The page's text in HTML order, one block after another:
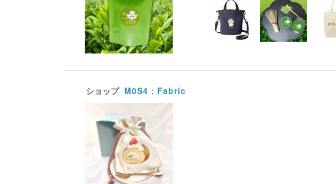
ショップ M0S4：Fabric